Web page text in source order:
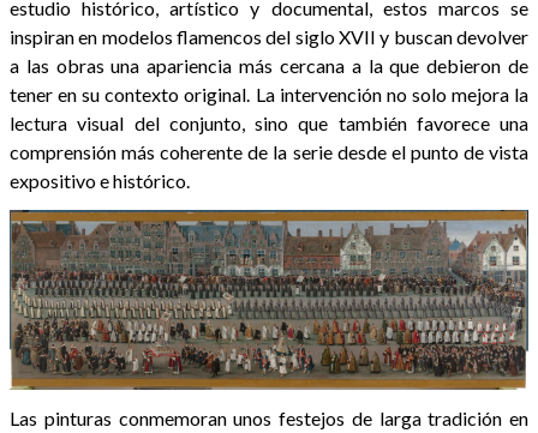
estudio histórico, artístico y documental, estos marcos se
inspiran en modelos flamencos del siglo XVII y buscan devolver
a las obras una apariencia más cercana a la que debieron de
tener en su contexto original. La intervención no solo mejora la
lectura visual del conjunto, sino que también favorece una
comprensión más coherente de la serie desde el punto de vista
expositivo e histórico.
Las pinturas conmemoran unos festejos de larga tradición en